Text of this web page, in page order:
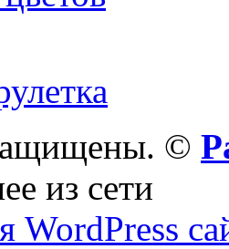
©
из сети
WordPress